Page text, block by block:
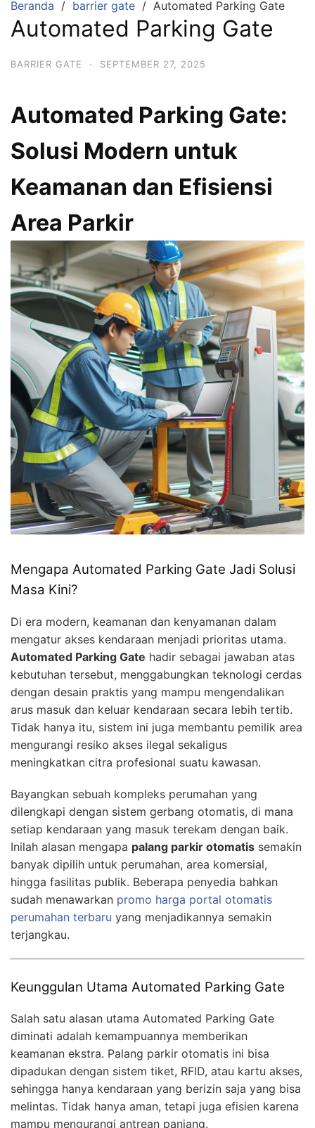
Beranda barrier gate Automated Parking Gate
Automated Parking Gate
BARRIER GATE · SEPTEMBER 27, 2025
Automated Parking Gate:
Solusi Modern untuk
Keamanan dan Efisiensi
Area Parkir
Mengapa Automated Parking Gate Jadi Solusi
Masa Kini?
Di era modern, keamanan dan kenyamanan dalam
mengatur akses kendaraan menjadi prioritas utama.
Automated Parking Gate hadir sebagai jawaban atas
kebutuhan tersebut, menggabungkan teknologi cerdas
dengan desain praktis yang mampu mengendalikan
arus masuk dan keluar kendaraan secara lebih tertib.
Tidak hanya itu, sistem ini juga membantu pemilik area
mengurangi resiko akses ilegal sekaligus
meningkatkan citra profesional suatu kawasan.
Bayangkan sebuah kompleks perumahan yang
dilengkapi dengan sistem gerbang otomatis, di mana
setiap kendaraan yang masuk terekam dengan baik.
Inilah alasan mengapa palang parkir otomatis semakin
banyak dipilih untuk perumahan, area komersial,
hingga fasilitas publik. Beberapa penyedia bahkan
sudah menawarkan promo harga portal otomatis
perumahan terbaru yang menjadikannya semakin
terjangkau.
Keunggulan Utama Automated Parking Gate
Salah satu alasan utama Automated Parking Gate
diminati adalah kemampuannya memberikan
keamanan ekstra. Palang parkir otomatis ini bisa
dipadukan dengan sistem tiket, RFID, atau kartu akses,
sehingga hanya kendaraan yang berizin saja yang bisa
melintas. Tidak hanya aman, tetapi juga efisien karena
mampu mengurangi antrean panjang.